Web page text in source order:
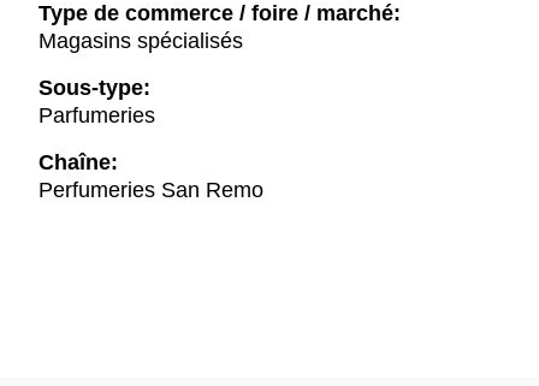
Type de commerce / foire / marché:
Magasins spécialisés
Sous-type:
Parfumeries
Chaîne:
Perfumeries San Remo